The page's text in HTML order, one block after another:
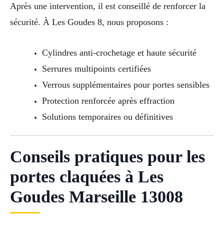
Après une intervention, il est conseillé de renforcer la
sécurité. À Les Goudes 8, nous proposons :
Cylindres anti-crochetage et haute sécurité
Serrures multipoints certifiées
Verrous supplémentaires pour portes sensibles
Protection renforcée après effraction
Solutions temporaires ou définitives
Conseils pratiques pour les
portes claquées à Les
Goudes Marseille 13008